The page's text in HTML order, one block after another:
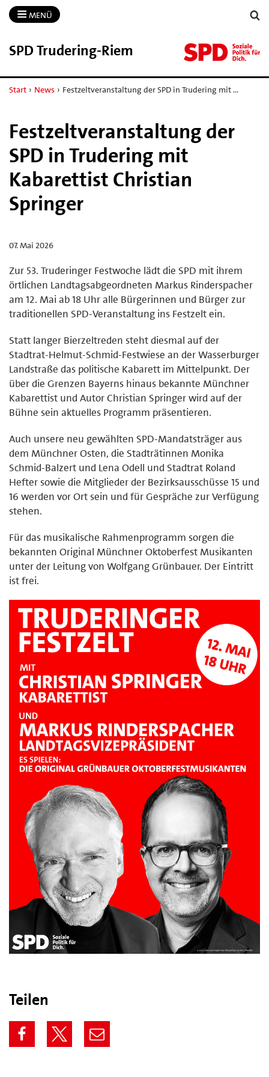
MENÜ
SPD Trudering-​Riem
Start › News › Festzeltveranstaltung der SPD in Trudering mit …
Festzeltveranstaltung der
SPD in Trudering mit
Kabarettist Christian
Springer
07. Mai 2026
Zur 53. Truderinger Festwoche lädt die SPD mit ihrem
örtlichen Landtagsabgeordneten Markus Rinderspacher
am 12. Mai ab 18 Uhr alle Bürgerinnen und Bürger zur
traditionellen SPD-Veranstaltung ins Festzelt ein.
Statt langer Bierzeltreden steht diesmal auf der
Stadtrat-Helmut-Schmid-Festwiese an der Wasserburger
Landstraße das politische Kabarett im Mittelpunkt. Der
über die Grenzen Bayerns hinaus bekannte Münchner
Kabarettist und Autor Christian Springer wird auf der
Bühne sein aktuelles Programm präsentieren.
Auch unsere neu gewählten SPD-Mandatsträger aus
dem Münchner Osten, die Stadträtinnen Monika
Schmid-Balzert und Lena Odell und Stadtrat Roland
Hefter sowie die Mitglieder der Bezirksausschüsse 15 und
16 werden vor Ort sein und für Gespräche zur Verfügung
stehen.
Für das musikalische Rahmenprogramm sorgen die
bekannten Original Münchner Oktoberfest Musikanten
unter der Leitung von Wolfgang Grünbauer. Der Eintritt
ist frei.
Teilen